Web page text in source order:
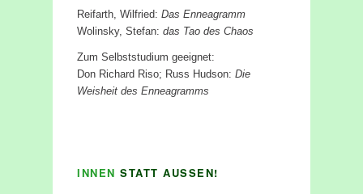
Reifarth, Wilfried: Das Enneagramm
Wolinsky, Stefan: das Tao des Chaos
Zum Selbststudium geeignet:
Don Richard Riso; Russ Hudson: Die
Weisheit des Enneagramms
INNEN STATT AUSSEN!